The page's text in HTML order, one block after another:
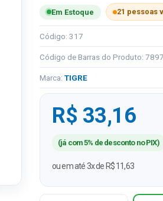
Em Estoque 21 pessoas
Código: 317
Código de Barras do Produto:
Marca: TIGRE
R$ 33,16
(já com 5% de desconto no PIX)
ou em até 3x de R$ 11,63